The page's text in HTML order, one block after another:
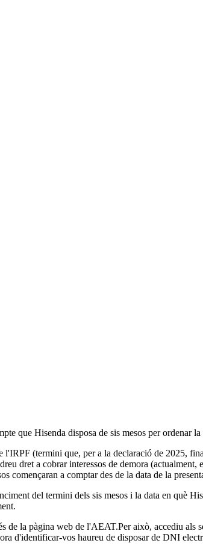
que Hisenda disposa de sis mesos per ordenar
l'IRPF (termini que, per a la declaració de 2025,
dret a cobrar interessos de demora (actualment,
començaran a comptar des de la data de la
del termini dels sis mesos i la data en què
de la pàgina web de l'AEAT.Per això, accediu
d'identificar-vos haureu de disposar de DNI